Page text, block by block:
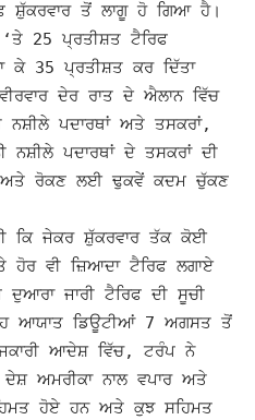
ਸ਼ੁੱਕਰਵਾਰ ਤੋਂ ਲਾਗੂ ਹੋ ਗਿਆ ਹੈ।
25 ਪ੍ਰਤੀਸ਼ਤ ਟੈਰਿਫ
35 ਪ੍ਰਤੀਸ਼ਤ ਕਰ ਦਿੱਤਾ
ਦੇਰ ਰਾਤ ਦੇ ਐਲਾਨ ਵਿੱਚ
ਨਸ਼ੀਲੇ ਪਦਾਰਥਾਂ ਅਤੇ ਤਸਕਰਾਂ,
ਪਦਾਰਥਾਂ ਦੇ ਤਸਕਰਾਂ ਦੀ
ਰੋਕਣ ਲਈ ਢੁਕਵੇਂ ਕਦਮ ਚੁੱਕਣ
ਕਿ ਜੇਕਰ ਸ਼ੁੱਕਰਵਾਰ ਤੱਕ ਕੋਈ
ਹੋਰ ਵੀ ਜ਼ਿਆਦਾ ਟੈਰਿਫ ਲਗਾਏ
ਦੁਆਰਾ ਜਾਰੀ ਟੈਰਿਫ ਦੀ ਸੂਚੀ
ਆਯਾਤ ਡਿਊਟੀਆਂ 7 ਅਗਸਤ ਤੋਂ
ਆਦੇਸ਼ ਵਿੱਚ, ਟਰੰਪ ਨੇ
ਦੇਸ਼ ਅਮਰੀਕਾ ਨਾਲ ਵਪਾਰ ਅਤੇ
ਹੋਏ ਹਨ ਅਤੇ ਕੁਝ ਸਹਿਮਤ